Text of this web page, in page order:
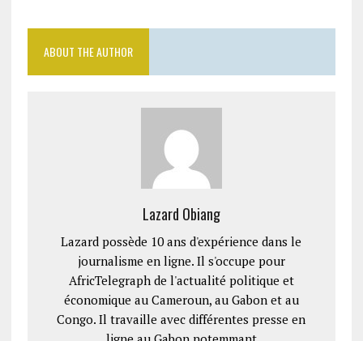
ABOUT THE AUTHOR
Lazard Obiang
Lazard possède 10 ans d'expérience dans le
journalisme en ligne. Il s'occupe pour
AfricTelegraph de l'actualité politique et
économique au Cameroun, au Gabon et au
Congo. Il travaille avec différentes presse en